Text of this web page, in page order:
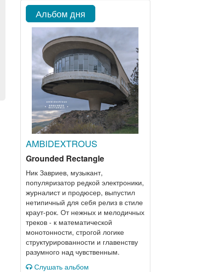
Альбом дня
AMBIDEXTROUS
Grounded Rectangle
Ник Завриев, музыкант,
популяризатор редкой электроники,
журналист и продюсер, выпустил
нетипичный для себя релиз в стиле
краут-рок. От нежных и мелодичных
треков - к математической
монотонности, строгой логике
структурированности и главенству
разумного над чувственным.
Слушать альбом